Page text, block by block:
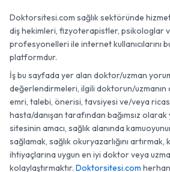
Doktorsitesi.com sağlık sektöründe
diş hekimleri, fizyoterapistler, psikologlar
profesyonelleri ile internet kullanıcılarını
platformdur.
İş bu sayfada yer alan doktor/uzman
değerlendirmeleri, ilgili doktorun/uzmanın
emri, talebi, önerisi, tavsiyesi ve/veya ricası
hasta/danışan tarafından bağımsız olarak
sitesinin amacı, sağlık alanında
sağlamak, sağlık okuryazarlığını artırmak,
ihtiyaçlarına uygun en iyi doktor veya
kolaylaştırmaktır. Doktorsitesi.com